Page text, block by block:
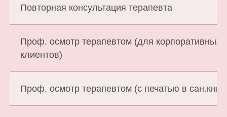
Повторная консультация терапевта
Проф. осмотр терапевтом (для корпоративных
клиентов)
Проф. осмотр терапевтом (с печатью в